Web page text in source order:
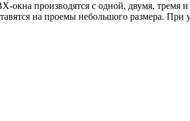
окна производятся с одной, двумя,
на проемы небольшого размера.